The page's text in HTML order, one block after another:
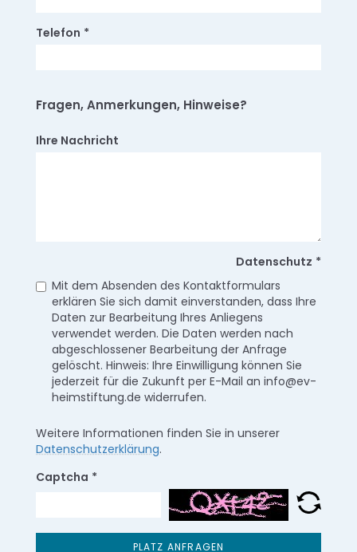
Telefon *
Fragen, Anmerkungen, Hinweise?
Ihre Nachricht
Datenschutz *
Mit dem Absenden des Kontaktformulars
erklären Sie sich damit einverstanden, dass Ihre
Daten zur Bearbeitung Ihres Anliegens
verwendet werden. Die Daten werden nach
abgeschlossener Bearbeitung der Anfrage
gelöscht. Hinweis: Ihre Einwilligung können Sie
jederzeit für die Zukunft per E-Mail an info@ev-
heimstiftung.de widerrufen.
Weitere Informationen finden Sie in unserer
Datenschutzerklärung.
Captcha *